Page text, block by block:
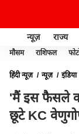
न्यूज़ राज्य
मौसम राशिफल
हिंदी न्यूज़ न्यूज़ इंडिया
'मैं इस फैसले
छूटे KC